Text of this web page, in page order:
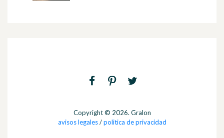
Copyright © 2026. Gralon
avisos legales/politica de privacidad